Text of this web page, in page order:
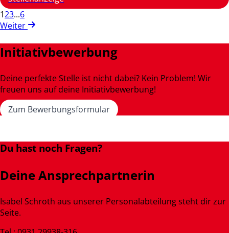
123...6
Weiter
Initiativbewerbung
Deine perfekte Stelle ist nicht dabei? Kein Problem! Wir
freuen uns auf deine Initiativbewerbung!
Zum Bewerbungsformular
Du hast noch Fragen?
Deine Ansprechpartnerin
Isabel Schroth aus unserer Personalabteilung steht dir zur
Seite.